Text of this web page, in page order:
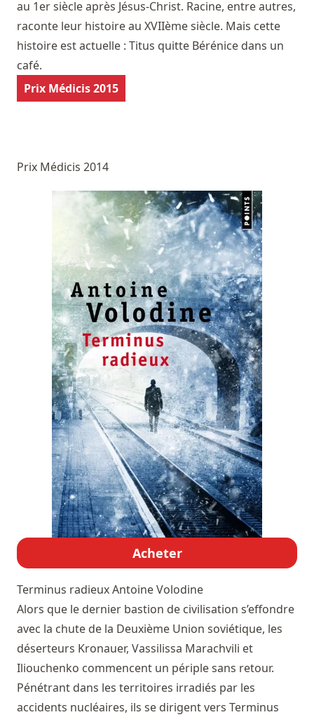
au 1er siècle après Jésus-Christ. Racine, entre autres,
raconte leur histoire au XVIIème siècle. Mais cette
histoire est actuelle : Titus quitte Bérénice dans un
café.
Prix Médicis 2015
Prix Médicis 2014
Acheter
Terminus radieuxAntoine Volodine
Alors que le dernier bastion de civilisation s’effondre
avec la chute de la Deuxième Union soviétique, les
déserteurs Kronauer, Vassilissa Marachvili et
Iliouchenko commencent un périple sans retour.
Pénétrant dans les territoires irradiés par les
accidents nucléaires, ils se dirigent vers Terminus